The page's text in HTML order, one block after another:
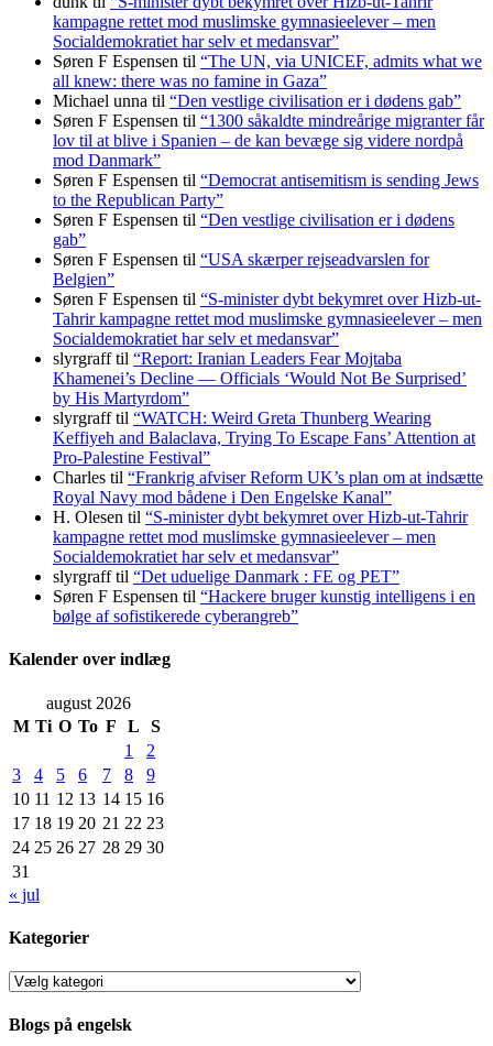
kampagne rettet mod muslimske gymnasieelever – men
Socialdemokratiet har selv et medansvar”
Søren F Espensen til “The UN, via UNICEF, admits what we
all knew: there was no famine in Gaza”
Michael unna til “Den vestlige civilisation er i dødens gab”
Søren F Espensen til “1300 såkaldte mindreårige migranter får
lov til at blive i Spanien – de kan bevæge sig videre nordpå
mod Danmark”
Søren F Espensen til “Democrat antisemitism is sending Jews
to the Republican Party”
Søren F Espensen til “Den vestlige civilisation er i dødens
gab”
Søren F Espensen til “USA skærper rejseadvarslen for
Belgien”
Søren F Espensen til “S-minister dybt bekymret over Hizb-ut-
Tahrir kampagne rettet mod muslimske gymnasieelever – men
Socialdemokratiet har selv et medansvar”
slyrgrafftil “Report: Iranian Leaders Fear Mojtaba
Khamenei’s Decline — Officials ‘Would Not Be Surprised’
by His Martyrdom”
slyrgrafftil “WATCH: Weird Greta Thunberg Wearing
Keffiyeh and Balaclava, Trying To Escape Fans’ Attention at
Pro-Palestine Festival”
Charles til “Frankrig afviser Reform UK’s plan om at indsætte
Royal Navy mod bådene i Den Engelske Kanal”
H. Olesen til “S-minister dybt bekymret over Hizb-ut-Tahrir
kampagne rettet mod muslimske gymnasieelever – men
Socialdemokratiet har selv et medansvar”
slyrgrafftil “Det uduelige Danmark : FE og PET”
Søren F Espensen til “Hackere bruger kunstig intelligens i en
bølge af sofistikerede cyberangreb”
Kalender over indlæg
august 2026
M Ti O To F L
S
1
2
3
4 5 6 7 8
9
10 11 12 13 14 15 16
17 18 19 20 21 22 23
24 25 26 27 28 29 30
31
« jul
Kategorier
Kategorier
Blogs på engelsk